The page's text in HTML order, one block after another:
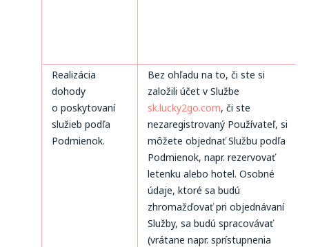
Realizácia
dohody
o poskytovaní
služieb podľa
Podmienok.
Bez ohľadu na to, či ste si
založili účet v Službe
sk.lucky2go.com, či ste
nezaregistrovaný Používateľ, si
môžete objednať Službu podľa
Podmienok, napr. rezervovať
letenku alebo hotel. Osobné
údaje, ktoré sa budú
zhromažďovať pri objednávaní
Služby, sa budú spracovávať
(vrátane napr. sprístupnenia